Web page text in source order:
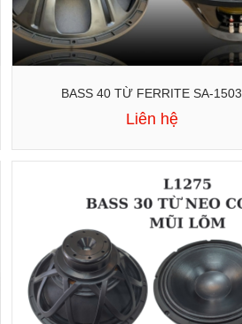
BASS 40 TỪ FERRITE SA-1503
Liên hệ